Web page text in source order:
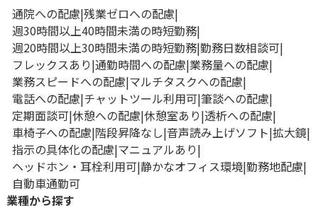
通院への配慮 残業ゼロへの配慮
週30時間以上40時間未満の時短勤務
週20時間以上30時間未満の時短勤務 勤務日数相談可
フレックスあり 通勤時間への配慮 業務量への配慮
業務スピードへの配慮 マルチタスクへの配慮
電話への配慮 チャットツール利用可 筆談への配慮
定期面談可 休憩への配慮 休憩室あり 透析への配慮
車椅子への配慮 階段昇降なし 音声読み上げソフト 拡大鏡
指示の具体化の配慮 マニュアルあり
ヘッドホン・耳栓利用可 静かなオフィス環境 勤務地配慮
自動車通勤可
業種から探す